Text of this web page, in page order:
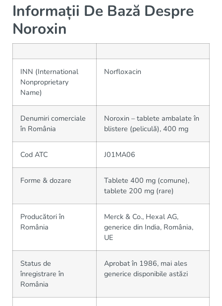
Informații De Bază Despre
Noroxin
INN (International
Nonproprietary
Name)
Norfloxacin
Denumiri comerciale
în România
Noroxin – tablete ambalate în
blistere (peliculă), 400 mg
Cod ATC J01MA06
Forme & dozare
Tablete 400 mg (comune),
tablete 200 mg (rare)
Producători în
România
Merck & Co., Hexal AG,
generice din India, România,
UE
Status de
înregistrare în
România
Aprobat în 1986, mai ales
generice disponibile astăzi